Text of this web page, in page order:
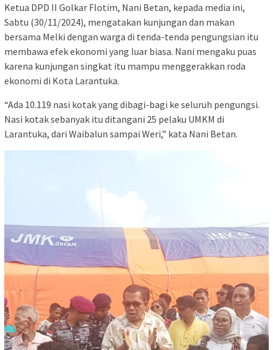
Ketua DPD II Golkar Flotim, Nani Betan, kepada media ini,
Sabtu (30/11/2024), mengatakan kunjungan dan makan
bersama Melki dengan warga di tenda-tenda pengungsian itu
membawa efek ekonomi yang luar biasa. Nani mengaku puas
karena kunjungan singkat itu mampu menggerakkan roda
ekonomi di Kota Larantuka.
“Ada 10.119 nasi kotak yang dibagi-bagi ke seluruh pengungsi.
Nasi kotak sebanyak itu ditangani 25 pelaku UMKM di
Larantuka, dari Waibalun sampai Weri,” kata Nani Betan.